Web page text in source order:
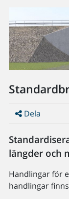
Dela
längder och
Handlingar för
handlingar